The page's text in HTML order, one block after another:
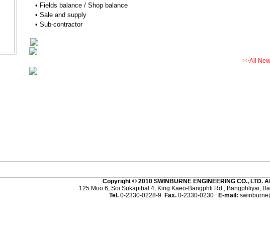
• Fields balance / Shop balance
• Sale and supply
• Sub-contractor
>>All
Copyright © 2010 SWINBURNE ENGINEERING CO., LTD.
125 Moo 6, Soi Sukapibal 4, King Kaeo-Bangphli Rd., Bangphliyai,
Tel. 0-2330-0228-9 Fax. 0-2330-0230 E-mail: